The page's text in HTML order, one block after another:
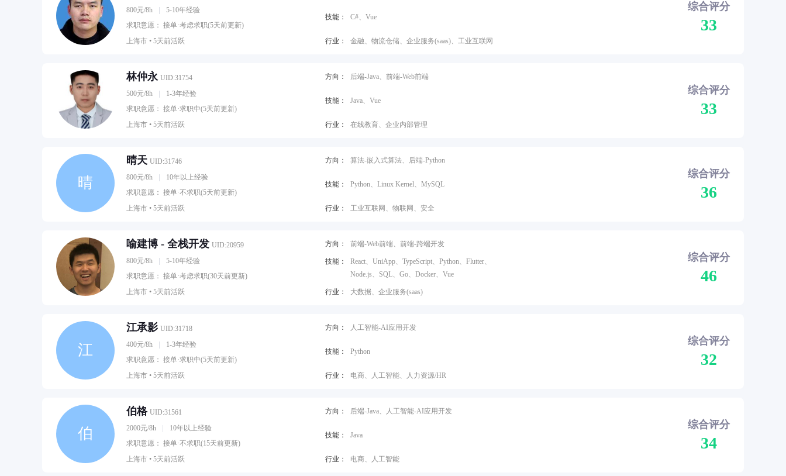
800元/8h
5-10年经验
求职意愿： 接单·考虑求职(5天前更新)
上海市 • 5天前活跃
技能： C#、Vue
行业： 金融、物流仓储、企业服务(saas)、工业互联网
综合评分
33
林仲永 UID:31754
500元/8h
1-3年经验
求职意愿： 接单·求职中(5天前更新)
上海市 • 5天前活跃
方向： 后端-Java、前端-Web前端
技能： Java、Vue
行业： 在线教育、企业内部管理
综合评分
33
晴
晴天 UID:31746
800元/8h
10年以上经验
求职意愿： 接单·不求职(5天前更新)
上海市 • 5天前活跃
方向： 算法-嵌入式算法、后端-Python
技能： Python、Linux Kernel、MySQL
行业： 工业互联网、物联网、安全
综合评分
36
喻建博 - 全栈开发 UID:20959
800元/8h
5-10年经验
求职意愿： 接单·考虑求职(30天前更新)
上海市 • 5天前活跃
方向： 前端-Web前端、前端-跨端开发
技能：
React、UniApp、TypeScript、Python、Flutter、
Node.js、SQL、Go、Docker、Vue
行业： 大数据、企业服务(saas)
综合评分
46
江
江承影 UID:31718
400元/8h
1-3年经验
求职意愿： 接单·求职中(5天前更新)
上海市 • 5天前活跃
方向： 人工智能-AI应用开发
技能： Python
行业： 电商、人工智能、人力资源/HR
综合评分
32
伯
伯格 UID:31561
2000元/8h
10年以上经验
求职意愿： 接单·不求职(15天前更新)
上海市 • 5天前活跃
方向： 后端-Java、人工智能-AI应用开发
技能： Java
行业： 电商、人工智能
综合评分
34